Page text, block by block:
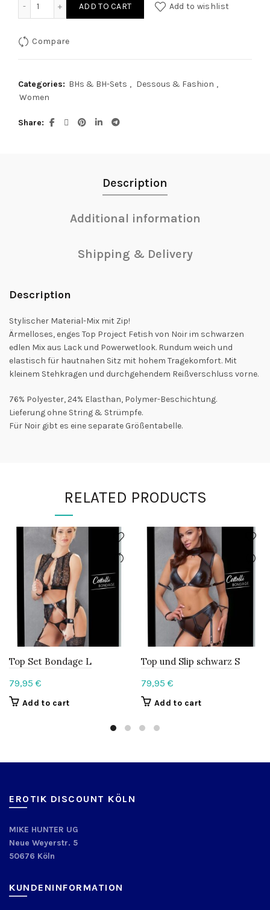
ADD TO CART Add to wishlist
Compare
Categories: BHs & BH-Sets , Dessous & Fashion ,
Women
Share
Description
Additional information
Shipping & Delivery
Description
Stylischer Material-Mix mit Zip!
Ärmelloses, enges Top Project Fetish von Noir im schwarzen
edlen Mix aus Lack und Powerwetlook. Rundum weich und
elastisch für hautnahen Sitz mit hohem Tragekomfort. Mit
kleinem Stehkragen und durchgehendem Reißverschluss vorne.
76% Polyester, 24% Elasthan, Polymer-Beschichtung.
Lieferung ohne String & Strümpfe.
Für Noir gibt es eine separate Größentabelle.
RELATED PRODUCTS
Top Set Bondage L
79,95 €
Add to cart
Top und Slip schwarz S
79,95 €
Add to cart
EROTIK DISCOUNT KÖLN
MIKE HUNTER UG
Neue Weyerstr. 5
50676 Köln
KUNDENINFORMATION